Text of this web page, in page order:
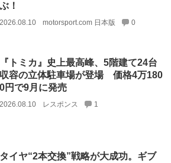
ぶ！
2026.08.10 motorsport.com 日本版 0
『トミカ』史上最高峰、5階建て24台
収容の立体駐車場が登場 価格4万180
0円で9月に発売
2026.08.10 レスポンス 1
タイヤ“2本交換”戦略が大成功。ギブ